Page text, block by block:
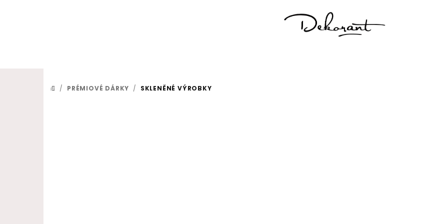
DOMŮ
/ PRÉMIOVÉ DÁRKY / SKLENĚNÉ VÝROBKY